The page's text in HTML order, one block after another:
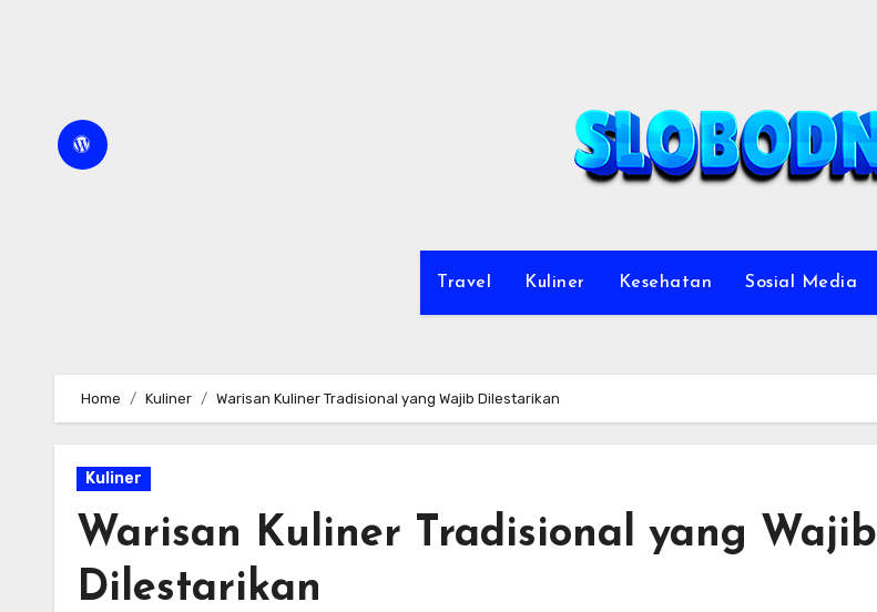
Travel Kuliner Kesehatan Sosial Media
Home Kuliner Warisan Kuliner Tradisional yang Wajib Dilestarikan
Kuliner
Warisan Kuliner Tradisional yang Wajib
Dilestarikan